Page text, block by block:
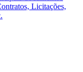
Licitações,